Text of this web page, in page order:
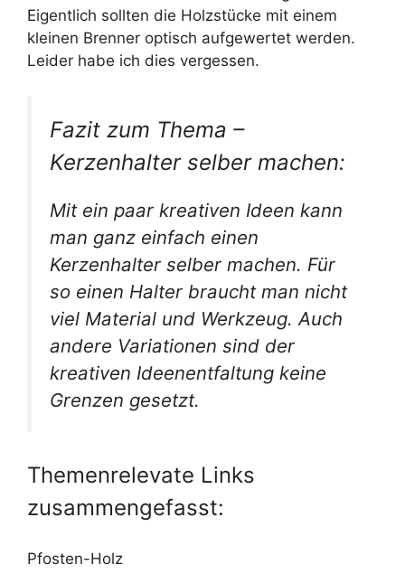
Eigentlich sollten die Holzstücke mit einem
kleinen Brenner optisch aufgewertet werden.
Leider habe ich dies vergessen.
Fazit zum Thema –
Kerzenhalter selber machen:
Mit ein paar kreativen Ideen kann
man ganz einfach einen
Kerzenhalter selber machen. Für
so einen Halter braucht man nicht
viel Material und Werkzeug. Auch
andere Variationen sind der
kreativen Ideenentfaltung keine
Grenzen gesetzt.
Themenrelevate Links
zusammengefasst:
Pfosten-Holz